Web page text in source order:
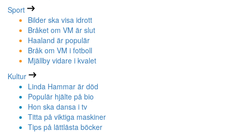
Sport
Bilder ska visa idrott
Bråket om VM är slut
Haaland är populär
Bråk om VM i fotboll
Mjällby vidare i kvalet
Kultur
Linda Hammar är död
Populär hjälte på bio
Hon ska dansa i tv
Titta på viktiga maskiner
Tips på lättlästa böcker